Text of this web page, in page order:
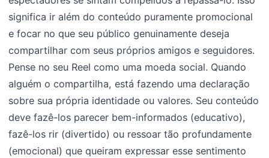
significa ir além do conteúdo puramente promocional
e focar no que seu público genuinamente deseja
compartilhar com seus próprios amigos e seguidores.
Pense no seu Reel como uma moeda social. Quando
alguém o compartilha, está fazendo uma declaração
sobre sua própria identidade ou valores. Seu conteúdo
deve fazê-los parecer bem-informados (educativo),
fazê-los rir (divertido) ou ressoar tão profundamente
(emocional) que queiram expressar esse sentimento